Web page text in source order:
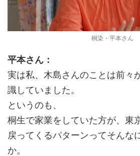
桐染・平本さん
平本さん：
実は私、木島さんのことは前々
識していました。
というのも、
桐生で家業をしていた方が、東
戻ってくるパターンってそんな
か。